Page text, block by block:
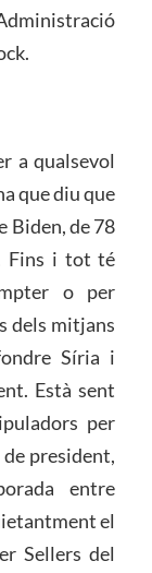
a qualsevol
que diu que
Biden, de 78
Fins i tot té
o per
dels mitjans
Síria i
Està sent
per
president,
entre
el
Sellers del